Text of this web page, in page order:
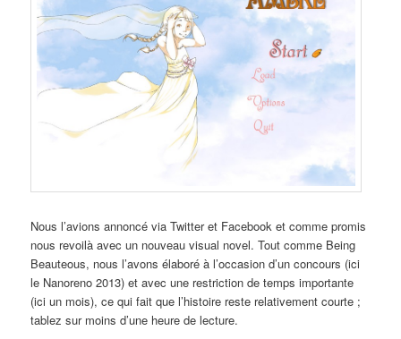
Nous l’avions annoncé via Twitter et Facebook et comme promis
nous revoilà avec un nouveau visual novel. Tout comme Being
Beauteous, nous l’avons élaboré à l’occasion d’un concours (ici
le Nanoreno 2013) et avec une restriction de temps importante
(ici un mois), ce qui fait que l’histoire reste relativement courte ;
tablez sur moins d’une heure de lecture.